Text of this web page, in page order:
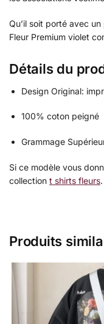
Qu’il soit porté avec
Fleur Premium violet
Détails du
Design Original:
100% coton peigné
Grammage
Si ce modèle vous
collection t shirts fleurs.
Produits